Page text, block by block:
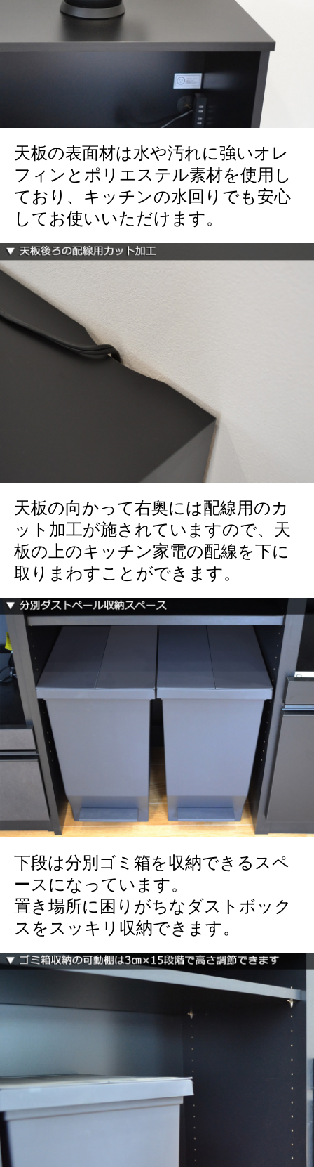
天板の表面材は水や汚れに強いオレ
フィンとポリエステル素材を使用し
ており、キッチンの水回りでも安心
してお使いいただけます。
天板の向かって右奥には配線用のカ
ット加工が施されていますので、天
板の上のキッチン家電の配線を下に
取りまわすことができます。
下段は分別ゴミ箱を収納できるスペ
ースになっています。
置き場所に困りがちなダストボック
スをスッキリ収納できます。